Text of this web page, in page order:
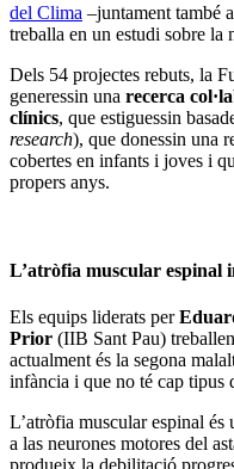
del Clima –juntament també
treballa en un estudi sobre la
Dels 54 projectes rebuts, la
generessin una recerca
clínics, que estiguessin
research), que donessin una
cobertes en infants i joves i
propers anys.
L’atròfia muscular espinal
Els equips liderats per
Prior (IIB Sant Pau)
actualment és la segona
infància i que no té cap tipus
L’atròfia muscular espinal és
a las neurones motores del
produeix la debilitació